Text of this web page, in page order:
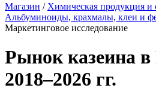
Магазин / Химическая продукция и
Альбуминоиды, крахмалы, клеи и
Маркетинговое исследование
Рынок казеина в
2018–2026 гг.